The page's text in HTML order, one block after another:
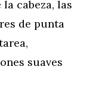
cabeza, las
de punta
suaves